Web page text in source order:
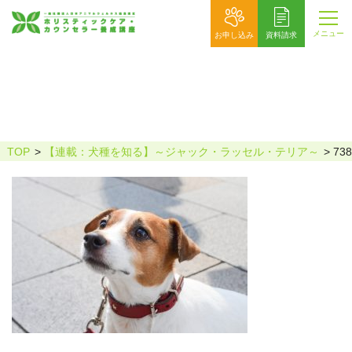
お申し込み 資料請求 メニュー
TOP 【連載：犬種を知る】～ジャック・ラッセル・テリア～